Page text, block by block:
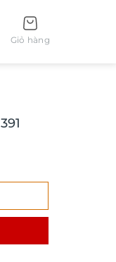
Giỏ hàng